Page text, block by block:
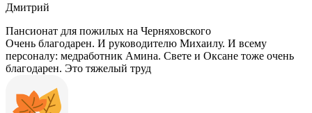
Дмитрий
Пансионат для пожилых на Черняховского
Очень благодарен. И руководителю Михаилу. И всему
персоналу: медработник Амина. Свете и Оксане тоже очень
благодарен. Это тяжелый труд